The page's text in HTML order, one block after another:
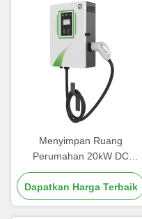
Menyimpan Ruang
Perumahan 20kW DC
Charger Dengan Bahan Baja
Galvanis
Dapatkan Harga Terbaik